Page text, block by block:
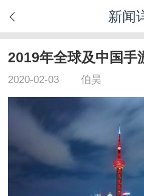
新闻
2019年全球及中国手
2020-02-03 伯昊